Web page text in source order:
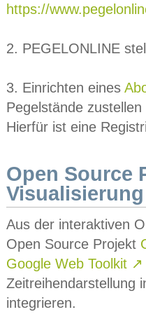
https://
2. PEGELONLINE
3. Einrichten eines
Pegelstände
Hierfür ist eine
Open Source
Visualisierung
Aus der interaktiven
Open Source Projekt
Google Web Toolkit ↗
Zeitreihendarstellung
integrieren.